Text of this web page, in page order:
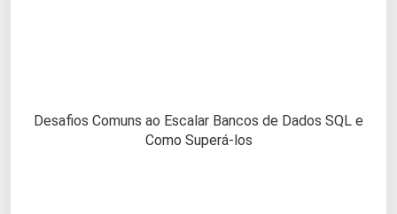
Desafios Comuns ao Escalar Bancos de Dados SQL e
Como Superá-los